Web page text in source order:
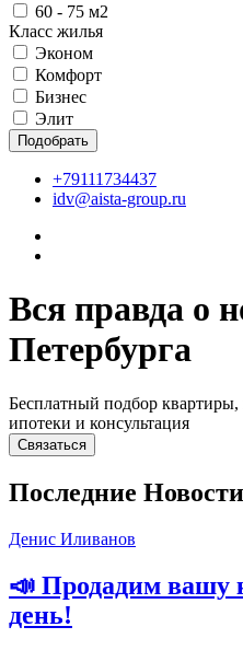
60 - 75 м2
Класс жилья
Эконом
Комфорт
Бизнес
Элит
Подобрать
+79111734437
idv@aista-group.ru
Вся правда о
Петербурга
Бесплатный подбор
ипотеки и консультация
Связаться
Последние Новости
Денис Иливанов
📣 Продадим вашу
день!